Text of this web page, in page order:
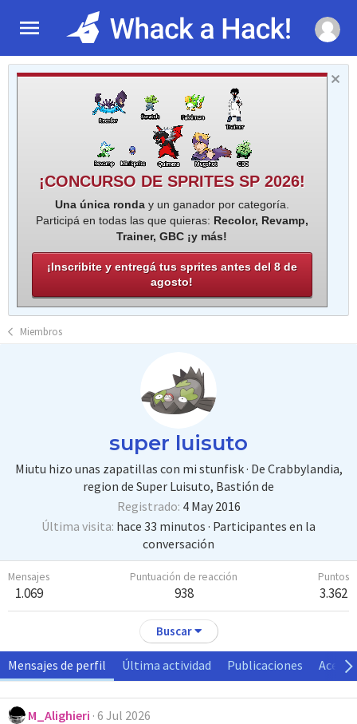
¡CONCURSO DE SPRITES SP 2026!
Una única ronday un ganador por categoría.
Participá en todas las que quieras: Recolor, Revamp,
Trainer, GBC ¡y más!
¡Inscribite y entregá tus sprites antes del 8 de
agosto!
Miembros
super luisuto
Miutu hizo unas zapatillas con mi stunfisk· De Crabbylandia,
region de Super Luisuto, Bastión de
Registrado 4 May 2016
Última visita hace 33 minutos · Participantes en la
conversación
Mensajes
1.069
Puntuación de reacción
938
Puntos
3.362
Buscar
Mensajes de perfil Última actividad Publicaciones Acerca
M_Alighieri 6 Jul 2026